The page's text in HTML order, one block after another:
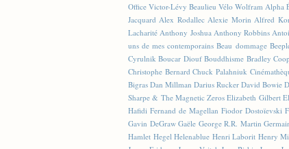
Office Victor-Lévy Beaulieu Vélo Wolfram Alpha
Jacquard Alex Rodallec Alexie Morin Alfred
Lacharité Anthony Joshua Anthony Robbins
uns de mes contemporains Beau dommage
Cyrulnik Boucar Diouf Bouddhisme Bradley
Christophe Bernard Chuck Palahniuk
Bigras Dan Millman Darius Rucker David Bowie
Sharpe & The Magnetic Zeros Elizabeth Gilbert
Hafidi Fernand de Magellan Fiodor Dostoïevski
Gavin DeGraw Gaële George R.R. Martin
Hamlet Hegel Helenablue Henri Laborit Henry